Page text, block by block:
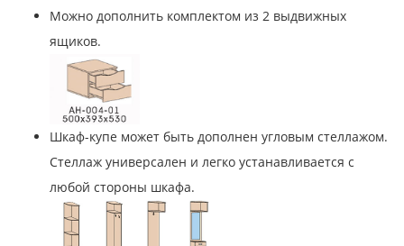
Можно дополнить комплектом из 2 выдвижных
ящиков.
Шкаф-купе может быть дополнен угловым стеллажом.
Стеллаж универсален и легко устанавливается с
любой стороны шкафа.